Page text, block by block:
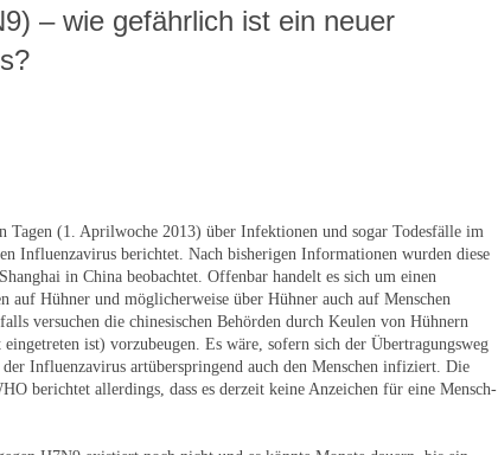
– wie gefährlich ist ein neuer
Tagen (1. Aprilwoche 2013) über Infektionen und sogar Todesfälle im
Influenzavirus berichtet. Nach bisherigen Informationen wurden diese
in China beobachtet. Offenbar handelt es sich um einen
auf Hühner und möglicherweise über Hühner auch auf Menschen
versuchen die chinesischen Behörden durch Keulen von Hühnern
ist) vorzubeugen. Es wäre, sofern sich der Übertragungsweg
Influenzavirus artüberspringend auch den Menschen infiziert. Die
berichtet allerdings, dass es derzeit keine Anzeichen für eine Mensch-